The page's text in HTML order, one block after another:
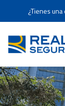
¿Tienes